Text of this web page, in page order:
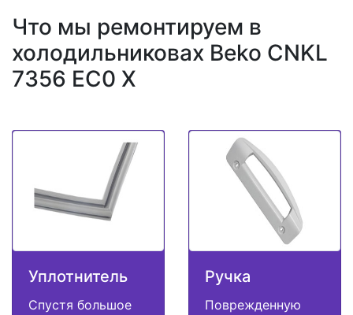
Что мы ремонтируем в
холодильниковах Beko CNKL
7356 EC0 X
Уплотнитель
Спустя большое
Ручка
Поврежденную